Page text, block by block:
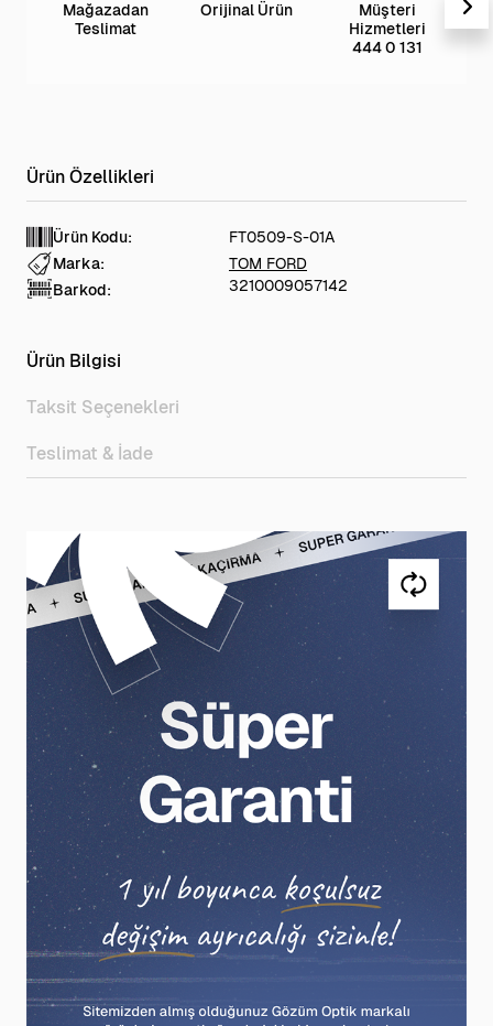
Mağazadan
Teslimat
Orijinal Ürün
Müşteri
Hizmetleri
444 0 131
Ürün Kodu:
FT0509-S-01A
Marka:
TOM FORD
Barkod:
3210009057142
Ürün Bilgisi
Taksit Seçenekleri
Teslimat & İade